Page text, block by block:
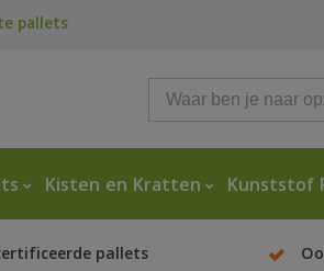
pallets
Kisten en Kratten Kunststof
pallets